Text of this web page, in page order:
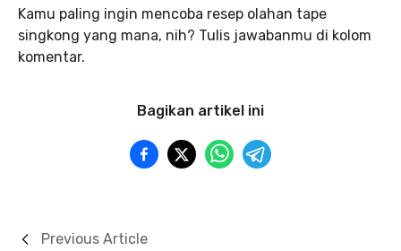
Kamu paling ingin mencoba resep olahan tape
singkong yang mana, nih? Tulis jawabanmu di kolom
komentar.
Bagikan artikel ini
Previous Article